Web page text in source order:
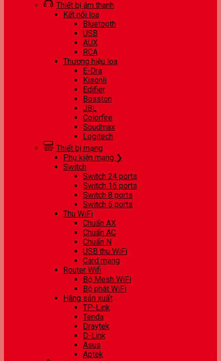
Thiết bị âm thanh
Kết nối loa
Bluetooth
USB
AUX
RCA
Thương hiệu loa
E-Dra
Kisonli
Edifier
Bosston
JBL
Colorfire
Soudmax
Logitech
Thiết bị mạng
Phụ kiện mạng ❯
Switch
Switch 24 ports
Switch 16 ports
Switch 8 ports
Switch 5 ports
Thu WiFi
Chuẩn AX
Chuẩn AC
Chuẩn N
USB thu WiFi
Card mạng
Router Wifi
Bộ Mesh WiFi
Bộ phát WiFi
Hãng sản xuất
TP-Link
Tenda
Draytek
D-Link
Asus
Aptek